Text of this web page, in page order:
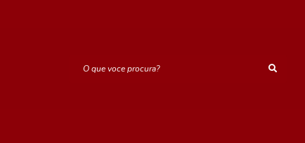
O que voce procura?